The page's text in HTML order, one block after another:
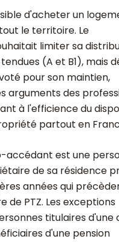
d'acheter un
le territoire. Le
limiter sa
(A et B1), mais
pour son maintien,
arguments des
à l'efficience du
partout en
accédant est une
de sa résidence
années qui
de PTZ. Les exceptions
titulaires d'une
d'une pension